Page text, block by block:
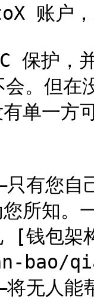
账户，
保护，
。但在
单一方
有您自
所知。
见 [钱
bao/
无人能